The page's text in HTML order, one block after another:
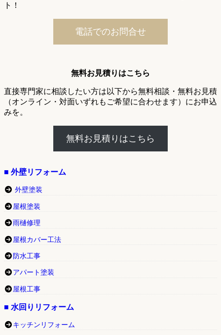
ト！
電話でのお問合せ
無料お見積りはこちら
直接専門家に相談したい方は以下から無料相談・無料お見積
（オンライン・対面いずれもご希望に合わせます）にお申込
みを。
無料お見積りはこちら
■ 外壁リフォーム
外壁塗装
屋根塗装
雨樋修理
屋根カバー工法
防水工事
アパート塗装
屋根工事
■ 水回りリフォーム
キッチンリフォーム